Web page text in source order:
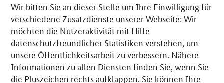
Wir bitten Sie an dieser Stelle um Ihre Einwilligung für
verschiedene Zusatzdienste unserer Webseite: Wir
möchten die Nutzeraktivität mit Hilfe
datenschutzfreundlicher Statistiken verstehen, um
unsere Öffentlichkeitsarbeit zu verbessern. Nähere
Informationen zu allen Diensten finden Sie, wenn Sie
die Pluszeichen rechts aufklappen. Sie können Ihre